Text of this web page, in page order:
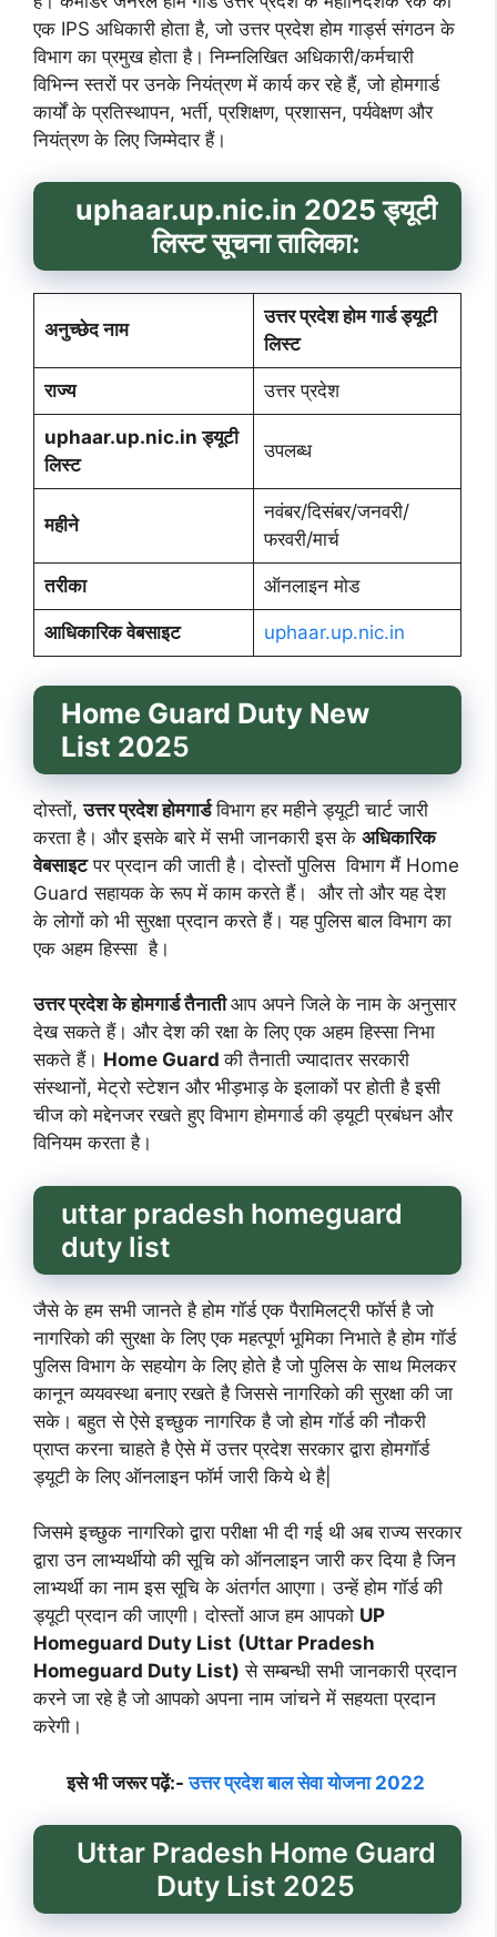
एक IPS अधिकारी होता है, जो उत्तर प्रदेश होम गार्ड्स संगठन के
विभाग का प्रमुख होता है। निम्नलिखित अधिकारी/कर्मचारी
विभिन्न स्तरों पर उनके नियंत्रण में कार्य कर रहे हैं, जो होमगार्ड
कार्यों के प्रतिस्थापन, भर्ती, प्रशिक्षण, प्रशासन, पर्यवेक्षण और
नियंत्रण के लिए जिम्मेदार हैं।
uphaar.up.nic.in 2025 ड्यूटी
लिस्ट सूचना तालिका:
अनुच्छेद नाम
उत्तर प्रदेश होम गार्ड ड्यूटी
लिस्ट
राज्य उत्तर प्रदेश
uphaar.up.nic.inड्यूटी
लिस्ट
उपलब्ध
महीने
नवंबर/दिसंबर/जनवरी/
फरवरी/मार्च
तरीका ऑनलाइन मोड
आधिकारिक वेबसाइट uphaar.up.nic.in
Home Guard Duty New
List 2025
दोस्तों,उत्तर प्रदेश होमगार्डविभाग हर महीने ड्यूटी चार्ट जारी
करता है। और इसके बारे में सभी जानकारी इस के अधिकारिक
वेबसाइटपर प्रदान की जाती है। दोस्तों पुलिस विभाग मैं Home
Guard सहायक के रूप में काम करते हैं। और तो और यह देश
के लोगों को भी सुरक्षा प्रदान करते हैं। यह पुलिस बाल विभाग का
एक अहम हिस्सा है।
उत्तर प्रदेश के होमगार्ड तैनातीआप अपने जिले के नाम के अनुसार
देख सकते हैं। और देश की रक्षा के लिए एक अहम हिस्सा निभा
सकते हैं। Home Guardकी तैनाती ज्यादातर सरकारी
संस्थानों, मेट्रो स्टेशन और भीड़भाड़ के इलाकों पर होती है इसी
चीज को मद्देनजर रखते हुए विभाग होमगार्ड की ड्यूटी प्रबंधन और
विनियम करता है।
uttar pradesh homeguard
duty list
जैसे के हम सभी जानते है होम गॉर्ड एक पैरामिलट्री फाॅर्स है जो
नागरिको की सुरक्षा के लिए एक महत्पूर्ण भूमिका निभाते है होम गॉर्ड
पुलिस विभाग के सहयोग के लिए होते है जो पुलिस के साथ मिलकर
कानून व्ययवस्था बनाए रखते है जिससे नागरिको की सुरक्षा की जा
सके। बहुत से ऐसे इच्छुक नागरिक है जो होम गॉर्ड की नौकरी
प्राप्त करना चाहते है ऐसे में उत्तर प्रदेश सरकार द्वारा होमगॉर्ड
ड्यूटी के लिए ऑनलाइन फॉर्म जारी किये थे है|
जिसमे इच्छुक नागरिको द्वारा परीक्षा भी दी गई थी अब राज्य सरकार
द्वारा उन लाभ्यर्थीयो की सूचि को ऑनलाइन जारी कर दिया है जिन
लाभ्यर्थी का नाम इस सूचि के अंतर्गत आएगा। उन्हें होम गॉर्ड की
ड्यूटी प्रदान की जाएगी। दोस्तों आज हम आपको UP
Homeguard Duty List (Uttar Pradesh
Homeguard Duty List) से सम्बन्धी सभी जानकारी प्रदान
करने जा रहे है जो आपको अपना नाम जांचने में सहयता प्रदान
करेगी।
इसे भी जरूर पढ़ें:-उत्तर प्रदेश बाल सेवा योजना 2022
Uttar Pradesh Home Guard
Duty List 2025